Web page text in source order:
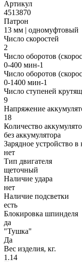
Артикул
4513870
Патрон
13 мм | одномуфтовый
Число скоростей
2
Число оборотов
0-400 мин-1
Число оборотов
0-1400 мин-1
Число ступеней
9
Напряжение
18
Количество
без аккумулятора
Зарядное устройство в
нет
Тип двигателя
щеточный
Наличие удара
нет
Наличие подсветки
есть
Блокировка шпинделя
да
"Тушка"
Да
Вес изделия, кг.
1.14